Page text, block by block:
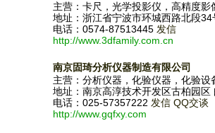
主营：卡尺，光学投影仪，高精度影
地址：浙江省宁波市环城西路北段34
电话：0574-87513445 发信
http://www.3dfamily.com.cn
南京固琦分析仪器制造有限公司
主营：分析仪器，化验仪器，化验
地址：南京高淳技术开发区古柏园区
电话：025-57357222 发信 QQ交谈
http://www.gqfxy.com